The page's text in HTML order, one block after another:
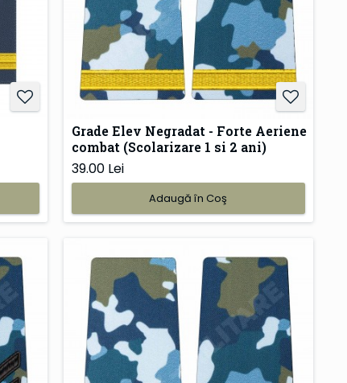
Grade Elev Negradat - Forte Aeriene
combat (Scolarizare 1 si 2 ani)
39.00 Lei
Adaugă în Coş